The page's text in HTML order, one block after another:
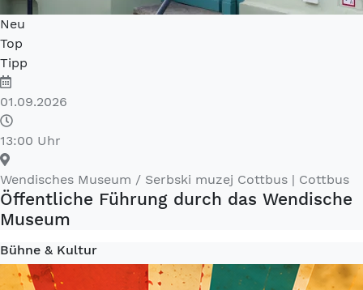
Neu
Top
Tipp
01.09.2026
13:00 Uhr
Wendisches Museum / Serbski muzej Cottbus | Cottbus
Öffentliche Führung durch das Wendische
Museum
Bühne & Kultur